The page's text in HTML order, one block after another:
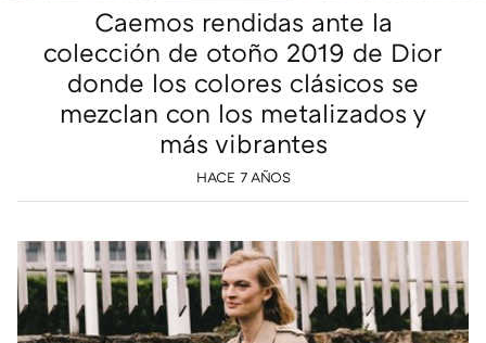
Caemos rendidas ante la
colección de otoño 2019 de Dior
donde los colores clásicos se
mezclan con los metalizados y
más vibrantes
HACE 7 AÑOS